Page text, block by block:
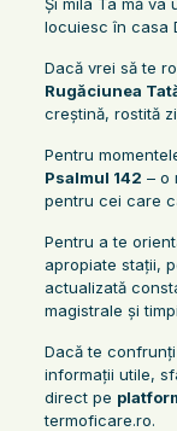
locuiesc în casa
Dacă vrei să te
Rugăciunea
creștină, rostită
Pentru
Psalmul 142 – o
pentru cei care
Pentru a te
apropiate stații,
actualizată
magistrale și
Dacă te
informații utile,
direct pe
termoficare.ro.